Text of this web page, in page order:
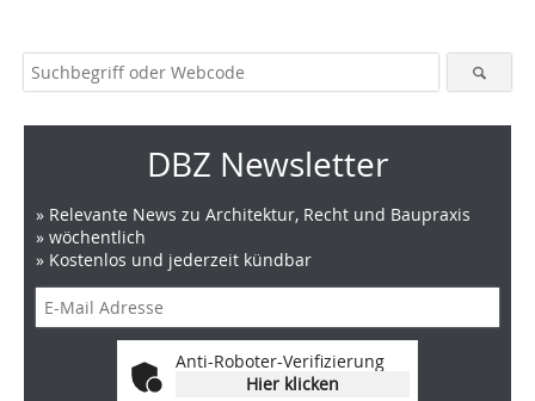
DBZ Newsletter
» Relevante News zu Architektur, Recht und Baupraxis
» wöchentlich
» Kostenlos und jederzeit kündbar
Anti-Roboter-Verifizierung
Hier klicken